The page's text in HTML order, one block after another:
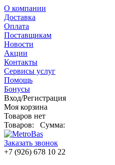
О компании
Доставка
Оплата
Поставщикам
Новости
Акции
Контакты
Сервисы услуг
Помощь
Бонусы
Вход/Регистрация
Моя корзина
Товаров нет
Товаров:
Сумма:
Заказать звонок
+7 (926) 678 10 22